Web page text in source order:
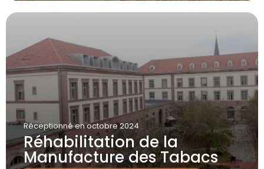
Réceptionnéen octobre 2024
Réhabilitation de la
Manufacture des Tabacs